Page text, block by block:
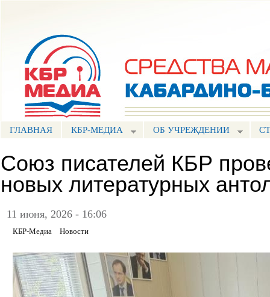
ГЛАВНАЯ КБР-МЕДИА ОБ УЧРЕЖДЕНИИ
Союз писателей КБР
новых литературных
11 июня, 2026 - 16:06
КБР-Медиа Новости